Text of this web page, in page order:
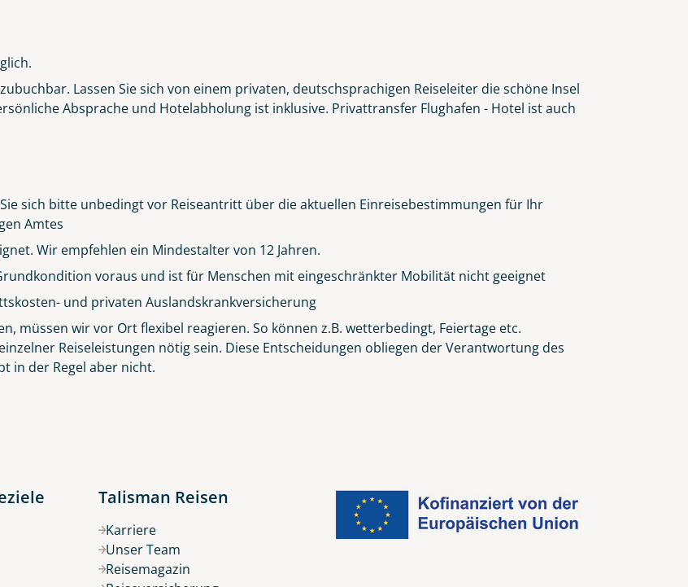
Küste von Madeira nahe Santana
© Rulan - stock.adobe.com
Lassen Sie sich von einem privaten, deutschsprachigen Reiseleiter die schöne Insel
Absprache und Hotelabholung ist inklusive. Privattransfer Flughafen - Hotel ist auch
sich bitte unbedingt vor Reiseantritt über die aktuellen Einreisebestimmungen für Ihr
Amtes
Wir empfehlen ein Mindestalter von 12 Jahren.
voraus und ist für Menschen mit eingeschränkter Mobilität nicht geeignet
und privaten Auslandskrankversicherung
müssen wir vor Ort flexibel reagieren. So können z.B. wetterbedingt, Feiertage etc.
Reiseleistungen nötig sein. Diese Entscheidungen obliegen der Verantwortung des
in der Regel aber nicht.
Talisman Reisen
Karriere
Unser Team
Reisemagazin